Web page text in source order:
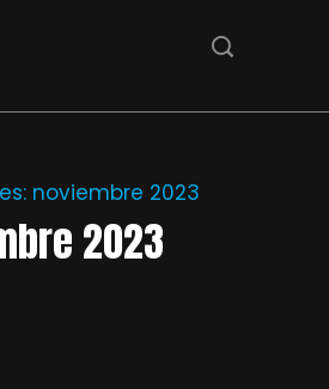
noviembre 2023
2023